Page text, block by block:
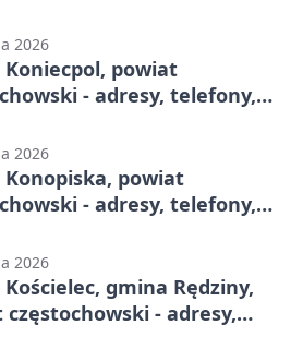
2026
powiat
- adresy, telefony,
2026
powiat
- adresy, telefony,
2026
gmina Rędziny,
częstochowski - adresy,